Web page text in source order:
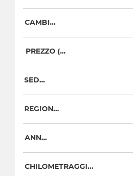
CAMBIO
PREZZO (€)
SEDE
REGIONE
ANNO
CHILOMETRAGGIO